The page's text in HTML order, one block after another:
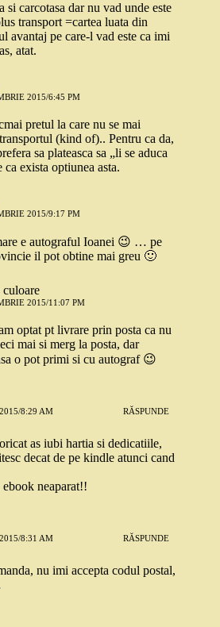
si carcotasa dar nu vad unde este
transport =cartea luata din
avantaj pe care-l vad este ca imi
atat.
2015/6:45 PM
pretul la care nu se mai
(kind of).. Pentru ca da,
sa plateasca sa „li se aduca
ca exista optiunea asta.
2015/9:17 PM
e autograful Ioanei 😉 … pe
il pot obtine mai greu 🙂
culoare
2015/11:07 PM
optat pt livrare prin posta ca nu
mai si merg la posta, dar
o pot primi si cu autograf 😉
8:29 AM RĂSPUNDE
as iubi hartia si dedicatiile,
decat de pe kindle atunci cand
neaparat!!
8:31 AM RĂSPUNDE
nu imi accepta codul postal,